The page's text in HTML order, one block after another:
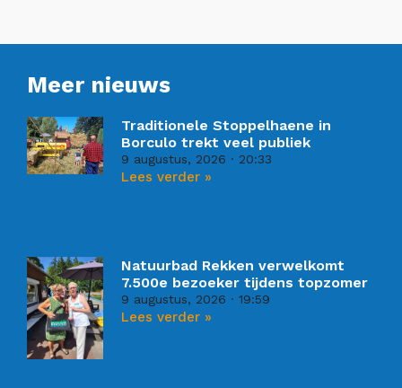
Meer nieuws
Traditionele Stoppelhaene in
Borculo trekt veel publiek
9 augustus, 2026 20:33
Lees verder »
Natuurbad Rekken verwelkomt
7.500e bezoeker tijdens topzomer
9 augustus, 2026 19:59
Lees verder »